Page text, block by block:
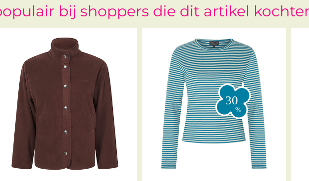
bij shoppers die dit artikel